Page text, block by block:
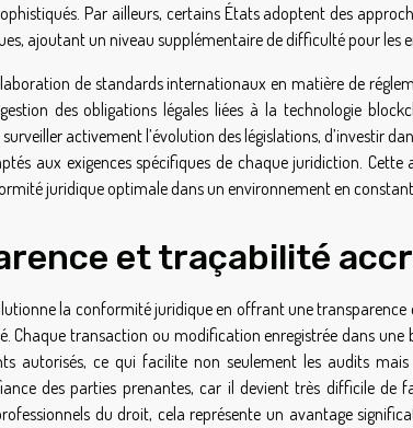
Par ailleurs, certains États adoptent des
ajoutant un niveau supplémentaire de difficulté pour les
de standards internationaux en matière de
des obligations légales liées à la technologie
activement l’évolution des législations, d’investir
aux exigences spécifiques de chaque juridiction.
juridique optimale dans un environnement en
et traçabilité
la conformité juridique en offrant une
Chaque transaction ou modification enregistrée dans
autorisés, ce qui facilite non seulement les audits
des parties prenantes, car il devient très difficile de
du droit, cela représente un avantage